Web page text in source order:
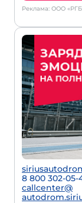
Реклама: ООО «РГБ
8 800 302-05-
callcenter@